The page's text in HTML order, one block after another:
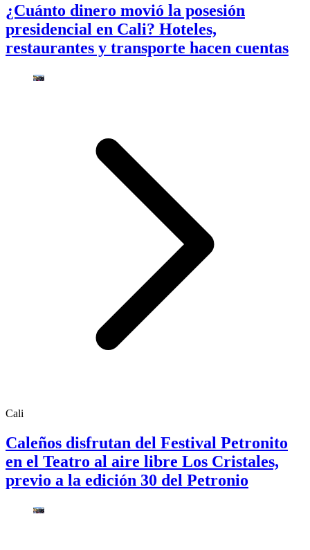
¿Cuánto dinero movió la posesión
presidencial en Cali? Hoteles,
restaurantes y transporte hacen cuentas
Cali
Caleños disfrutan del Festival Petronito
en el Teatro al aire libre Los Cristales,
previo a la edición 30 del Petronio